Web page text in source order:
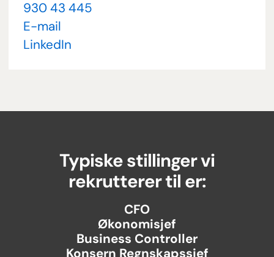
930 43 445
E-mail
LinkedIn
Typiske stillinger vi
rekrutterer til er:
CFO
Økonomisjef
Business Controller
Konsern Regnskapssjef